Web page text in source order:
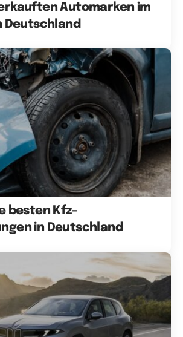
Automarken im
Deutschland
besten Kfz-
in Deutschland